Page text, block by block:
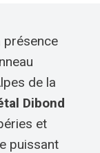
présence
de la
Dibond
et
puissant